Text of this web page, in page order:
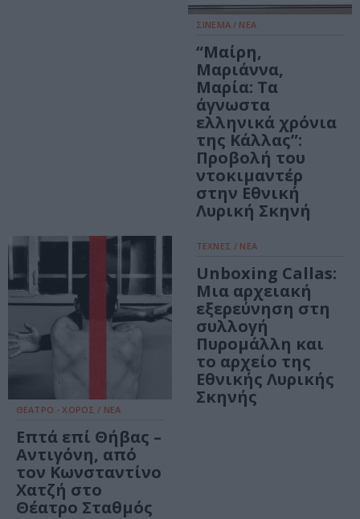
ΣΙΝΕΜΑ / ΝΕΑ
“Μαίρη,
Μαριάννα,
Μαρία: Tα
άγνωστα
ελληνικά χρόνια
της Κάλλας”:
Προβολή του
ντοκιμαντέρ
στην Εθνική
Λυρική Σκηνή
ΘΕΑΤΡΟ - ΧΟΡΟΣ / ΝΕΑ
Επτά επί Θήβας –
Αντιγόνη, από
τον Κωνσταντίνο
Χατζή στο
Θέατρο Σταθμός
ΤΕΧΝΕΣ / ΝΕΑ
Unboxing Callas:
Μια αρχειακή
εξερεύνηση στη
συλλογή
Πυρομάλλη και
το αρχείο της
Εθνικής Λυρικής
Σκηνής